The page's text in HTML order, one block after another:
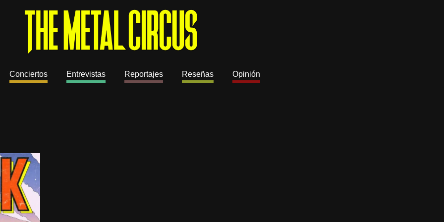
Conciertos Entrevistas Reportajes Reseñas Opinión